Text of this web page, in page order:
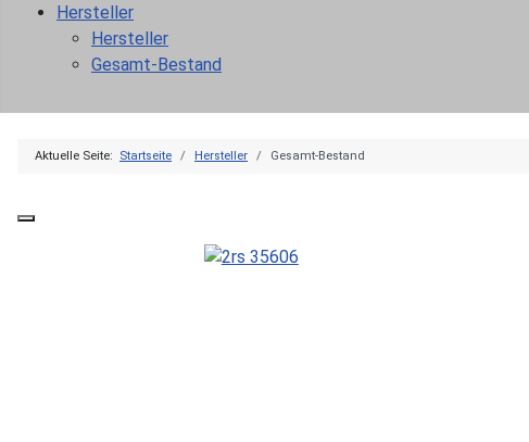
Hersteller
Hersteller
Gesamt-Bestand
Aktuelle Seite: Startseite Hersteller Gesamt-Bestand